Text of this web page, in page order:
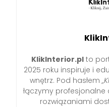
KlikInterior.pl to
2025 roku inspiruje i
wnętrz. Pod hasłem
łączymy
rozwiązaniami